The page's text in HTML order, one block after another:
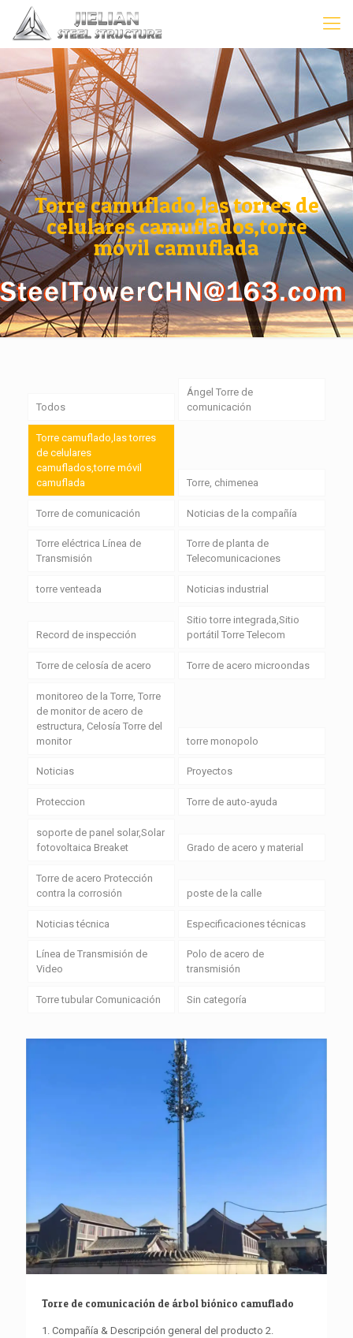
Torre camuflado,las torres de
celulares camuflados,torre
móvil camuflada
Todos
Ángel Torre de
comunicación
Torre camuflado,las torres
de celulares
camuflados,torre móvil
camuflada
Torre, chimenea
Torre de comunicación Noticias de la compañía
Torre eléctrica Línea de
Transmisión
Torre de planta de
Telecomunicaciones
torre venteada Noticias industrial
Record de inspección
Sitio torre integrada,Sitio
portátil Torre Telecom
Torre de celosía de acero Torre de acero microondas
monitoreo de la Torre, Torre
de monitor de acero de
estructura, Celosía Torre del
monitor
torre monopolo
Noticias Proyectos
Proteccion Torre de auto-ayuda
soporte de panel solar,Solar
fotovoltaica Breaket
Grado de acero y material
Torre de acero Protección
contra la corrosión
poste de la calle
Noticias técnica Especificaciones técnicas
Línea de Transmisión de
Video
Polo de acero de
transmisión
Torre tubular Comunicación Sin categoría
Torre de comunicación de árbol biónico camuflado
1. Compañía & Descripción general del producto 2.